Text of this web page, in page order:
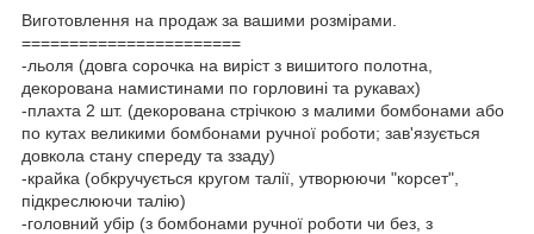
Виготовлення на продаж за вашими розмірами.
=======================
-льоля (довга сорочка на виріст з вишитого полотна,
декорована намистинами по горловині та рукавах)
-плахта 2 шт. (декорована стрічкою з малими бомбонами або
по кутах великими бомбонами ручної роботи; зав'язується
довкола стану спереду та ззаду)
-крайка (обкручується кругом талії, утворюючи "корсет",
підкреслюючи талію)
-головний убір (з бомбонами ручної роботи чи без, з